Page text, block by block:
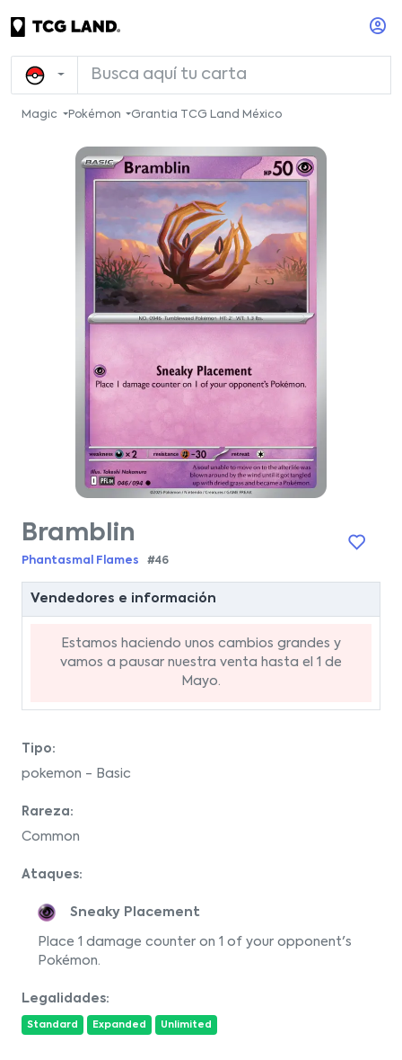
Magic Pokémon Grantia TCG Land México
Bramblin
Phantasmal Flames #46
Vendedores e información
Estamos haciendo unos cambios grandes y
vamos a pausar nuestra venta hasta el 1 de
Mayo.
Tipo:
pokemon - Basic
Rareza:
Common
Ataques:
Sneaky Placement
Place 1 damage counter on 1 of your opponent's
Pokémon.
Legalidades:
Standard Expanded Unlimited